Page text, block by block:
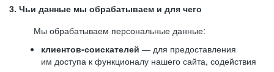
3. Чьи данные мы обрабатываем и для чего
Мы обрабатываем персональные данные:
клиентов-соискателей — для предоставления
им доступа к функционалу нашего сайта, содействия